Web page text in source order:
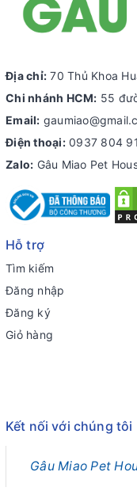
Địa chỉ: 70 Thủ Khoa
Chi nhánh HCM: 55
Email:
Điện thoại: 0937 804
Zalo: Gâu Miao Pet
Hỗ trợ
Tìm kiếm
Đăng nhập
Đăng ký
Giỏ hàng
Kết nối với chúng tôi
Gâu Miao Pet